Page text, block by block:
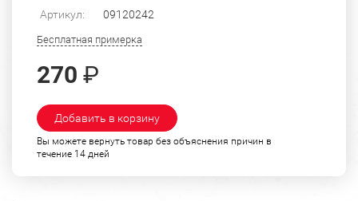
Артикул: 09120242
Бесплатная примерка
270 ₽
Добавить в корзину
Вы можете вернуть товар без объяснения причин в
течение 14 дней